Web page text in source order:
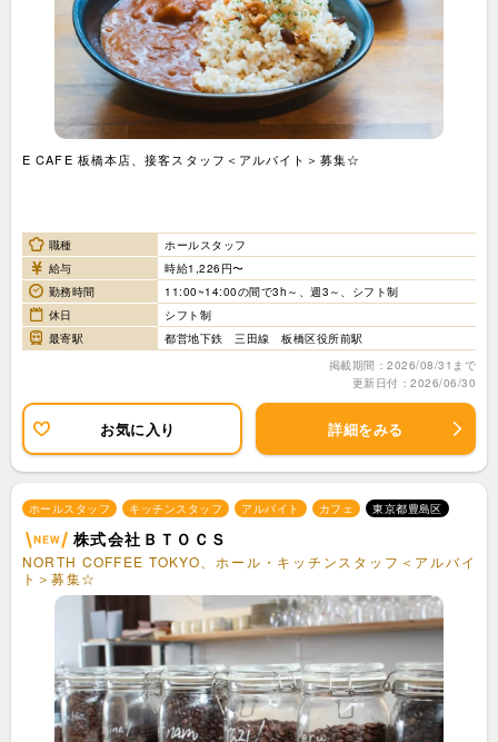
E CAFE 板橋本店、接客スタッフ＜アルバイト＞募集☆
職種
ホールスタッフ
給与
時給1,226円〜
勤務時間
11:00~14:00の間で3h～、週3～、シフト制
休日
シフト制
最寄駅
都営地下鉄 三田線 板橋区役所前駅
掲載期間：2026/08/31まで
更新日付：2026/06/30
お気に入り 詳細をみる
ホールスタッフ キッチンスタッフ アルバイト カフェ 東京都豊島区
株式会社ＢＴＯＣＳ
NORTH COFFEE TOKYO、ホール・キッチンスタッフ＜アルバイ
ト＞募集☆